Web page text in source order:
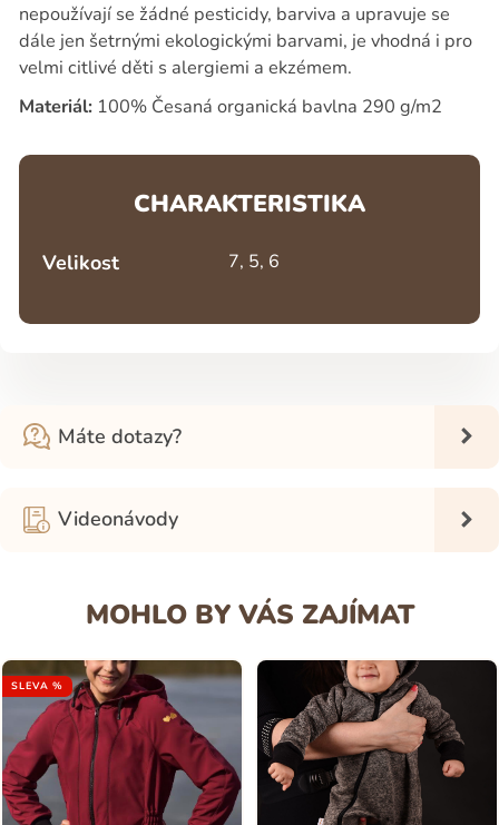
nepoužívají se žádné pesticidy, barviva a upravuje se
dále jen šetrnými ekologickými barvami, je vhodná i pro
velmi citlivé děti s alergiemi a ekzémem.
Materiál:100% Česaná organická bavlna 290 g/m2
CHARAKTERISTIKA
Velikost 7, 5, 6
Máte dotazy?
Videonávody
MOHLO BY VÁS ZAJÍMAT
SLEVA %